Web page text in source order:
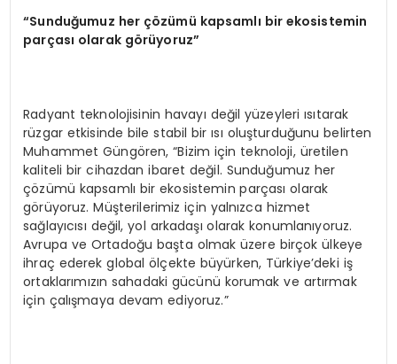
“Sunduğumuz her çözümü kapsamlı bir ekosistemin
parçası olarak görüyoruz”
Radyant teknolojisinin havayı değil yüzeyleri ısıtarak
rüzgar etkisinde bile stabil bir ısı oluşturduğunu belirten
Muhammet Güngören, “Bizim için teknoloji, üretilen
kaliteli bir cihazdan ibaret değil. Sunduğumuz her
çözümü kapsamlı bir ekosistemin parçası olarak
görüyoruz. Müşterilerimiz için yalnızca hizmet
sağlayıcısı değil, yol arkadaşı olarak konumlanıyoruz.
Avrupa ve Ortadoğu başta olmak üzere birçok ülkeye
ihraç ederek global ölçekte büyürken, Türkiye’deki iş
ortaklarımızın sahadaki gücünü korumak ve artırmak
için çalışmaya devam ediyoruz.”